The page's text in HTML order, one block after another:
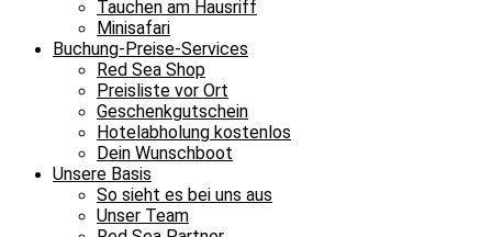
Tauchen am Hausriff
Minisafari
Buchung-Preise-Services
Red Sea Shop
Preisliste vor Ort
Geschenkgutschein
Hotelabholung kostenlos
Dein Wunschboot
Unsere Basis
So sieht es bei uns aus
Unser Team